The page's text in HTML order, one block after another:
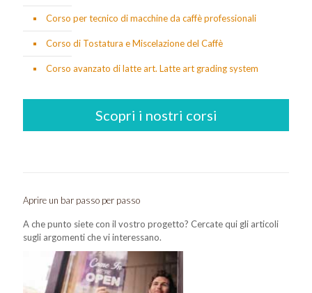
Corso per tecnico di macchine da caffè professionali
Corso di Tostatura e Miscelazione del Caffè
Corso avanzato di latte art. Latte art grading system
Scopri i nostri corsi
Aprire un bar passo per passo
A che punto siete con il vostro progetto? Cercate qui gli articoli
sugli argomenti che vi interessano.